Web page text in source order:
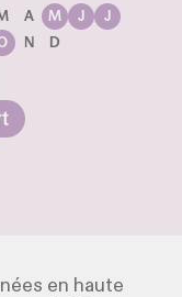
A M J
J
N
D
en haute